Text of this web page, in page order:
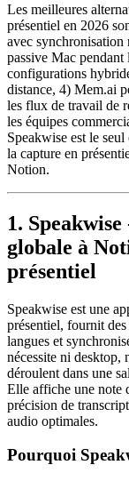
Les meilleures
présentiel en 2026
avec
passive Mac pendant
configurations
distance, 4) Mem.ai
les flux de travail de
les équipes
Speakwise est le
la capture en
Notion.
1.
globale à
présentiel
Speakwise est une
présentiel, fournit
langues et
nécessite ni
déroulent dans une
Elle affiche une note
précision de
audio optimales.
Pourquoi